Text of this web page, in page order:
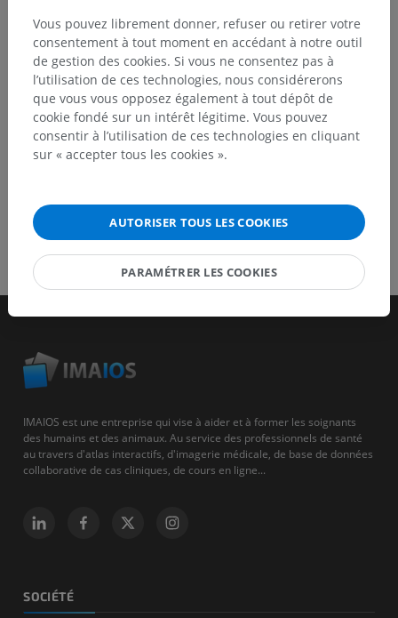
Signaler un problème
IMAIOS est une entreprise qui vise à aider et à former les soignants
des humains et des animaux. Au service des professionnels de santé
au travers d'atlas interactifs, d'imagerie médicale, de base de données
collaborative de cas cliniques, de cours en ligne...
SOCIÉTÉ
Vous pouvez librement donner, refuser ou retirer votre
consentement à tout moment en accédant à notre outil
de gestion des cookies. Si vous ne consentez pas à
l’utilisation de ces technologies, nous considérerons
que vous vous opposez également à tout dépôt de
cookie fondé sur un intérêt légitime. Vous pouvez
consentir à l’utilisation de ces technologies en cliquant
sur « accepter tous les cookies ».
AUTORISER TOUS LES COOKIES
PARAMÉTRER LES COOKIES